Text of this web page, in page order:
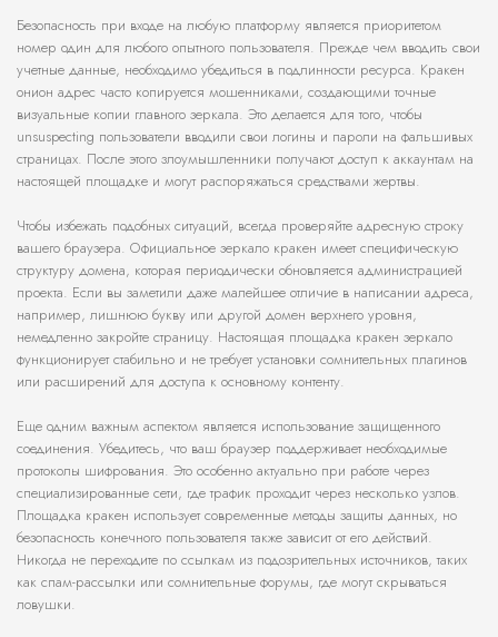
Безопасность при входе на любую платформу является приоритетом
номер один для любого опытного пользователя. Прежде чем вводить свои
учетные данные, необходимо убедиться в подлинности ресурса. Кракен
онион адрес часто копируется мошенниками, создающими точные
визуальные копии главного зеркала. Это делается для того, чтобы
unsuspecting пользователи вводили свои логины и пароли на фальшивых
страницах. После этого злоумышленники получают доступ к аккаунтам на
настоящей площадке и могут распоряжаться средствами жертвы.
Чтобы избежать подобных ситуаций, всегда проверяйте адресную строку
вашего браузера. Официальное зеркало кракен имеет специфическую
структуру домена, которая периодически обновляется администрацией
проекта. Если вы заметили даже малейшее отличие в написании адреса,
например, лишнюю букву или другой домен верхнего уровня,
немедленно закройте страницу. Настоящая площадка кракен зеркало
функционирует стабильно и не требует установки сомнительных плагинов
или расширений для доступа к основному контенту.
Еще одним важным аспектом является использование защищенного
соединения. Убедитесь, что ваш браузер поддерживает необходимые
протоколы шифрования. Это особенно актуально при работе через
специализированные сети, где трафик проходит через несколько узлов.
Площадка кракен использует современные методы защиты данных, но
безопасность конечного пользователя также зависит от его действий.
Никогда не переходите по ссылкам из подозрительных источников, таких
как спам-рассылки или сомнительные форумы, где могут скрываться
ловушки.